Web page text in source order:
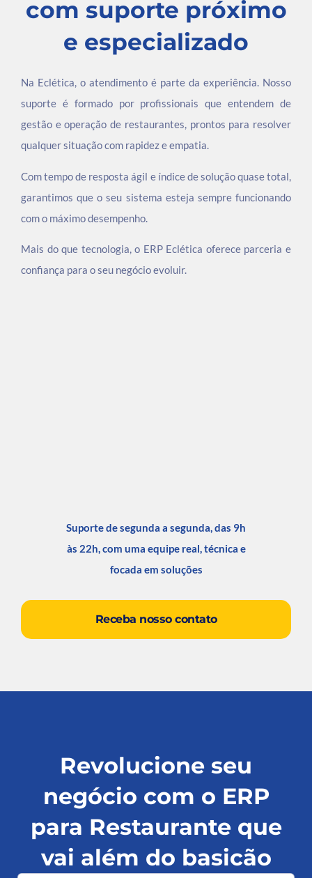
com suporte próximo
e especializado
Na Eclética, o atendimento é parte da experiência. Nosso
suporte é formado por profissionais que entendem de
gestão e operação de restaurantes, prontos para resolver
qualquer situação com rapidez e empatia.
Com tempo de resposta ágil e índice de solução quase total,
garantimos que o seu sistema esteja sempre funcionando
com o máximo desempenho.
Mais do que tecnologia, o ERP Eclética oferece parceria e
confiança para o seu negócio evoluir.
Suporte de segunda a segunda, das 9h
às 22h, com uma equipe real, técnica e
focada em soluções
Receba nosso contato
Revolucione seu
negócio com o ERP
para Restaurante que
vai além do basicão